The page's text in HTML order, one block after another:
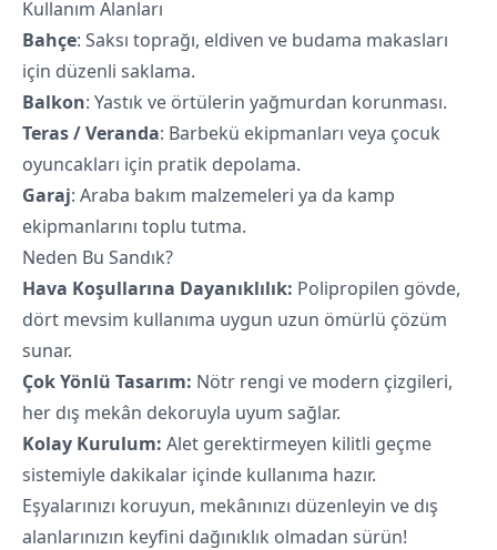
Kullanım Alanları
Bahçe: Saksı toprağı, eldiven ve budama makasları
için düzenli saklama.
Balkon: Yastık ve örtülerin yağmurdan korunması.
Teras / Veranda: Barbekü ekipmanları veya çocuk
oyuncakları için pratik depolama.
Garaj: Araba bakım malzemeleri ya da kamp
ekipmanlarını toplu tutma.
Neden Bu Sandık?
Hava Koşullarına Dayanıklılık: Polipropilen gövde,
dört mevsim kullanıma uygun uzun ömürlü çözüm
sunar.
Çok Yönlü Tasarım: Nötr rengi ve modern çizgileri,
her dış mekân dekoruyla uyum sağlar.
Kolay Kurulum: Alet gerektirmeyen kilitli geçme
sistemiyle dakikalar içinde kullanıma hazır.
Eşyalarınızı koruyun, mekânınızı düzenleyin ve dış
alanlarınızın keyfini dağınıklık olmadan sürün!